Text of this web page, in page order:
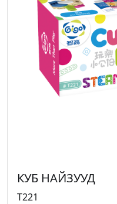
КУБ НАЙЗУУД
T221